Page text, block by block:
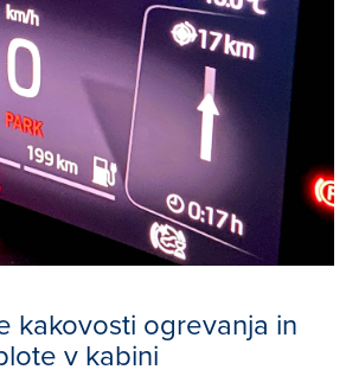
kakovosti ogrevanja in
v kabini